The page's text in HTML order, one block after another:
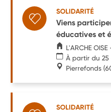
SOLIDARITÉ
Viens
éducatives et
L'ARCHE OISE
À partir du 25
Pierrefonds
SOLIDARITÉ